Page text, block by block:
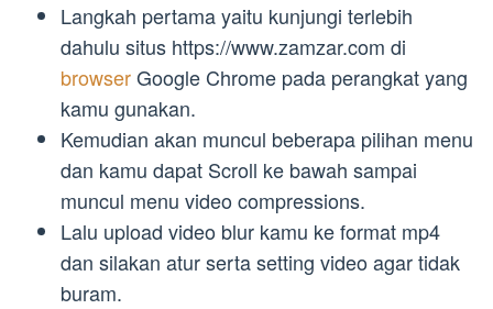
Langkah pertama yaitu kunjungi terlebih
dahulu situs https://www.zamzar.com di
browserGoogle Chrome pada perangkat yang
kamu gunakan.
Kemudian akan muncul beberapa pilihan menu
dan kamu dapat Scroll ke bawah sampai
muncul menu video compressions.
Lalu upload video blur kamu ke format mp4
dan silakan atur serta setting video agar tidak
buram.